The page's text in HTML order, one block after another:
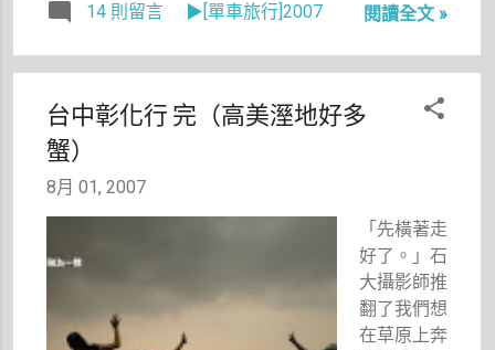
我忍不住心
雖然整個下
午隱隱已經
接受這樣的
很無常呀。
上照例去騎
覺得很喘，
以前是一口
氣騎完都不
14 則留言 ▶[單車旅行]2007 閱讀全文 »
台中彰化行 完（高美溼地好多
蟹）
8月 01, 2007
「先橫著走
好了。」石
大攝影師推
翻了我們想
在草原上奔